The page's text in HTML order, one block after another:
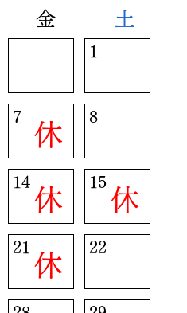
金 土
7
休
14
休
21
休
1
8
15
休
22